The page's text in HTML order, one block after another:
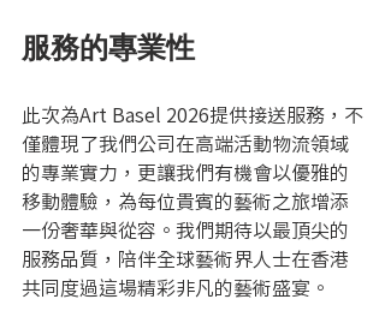
服務的專業性
此次為Art Basel 2026提供接送服務，不
僅體現了我們公司在高端活動物流領域
的專業實力，更讓我們有機會以優雅的
移動體驗，為每位貴賓的藝術之旅增添
一份奢華與從容。我們期待以最頂尖的
服務品質，陪伴全球藝術界人士在香港
共同度過這場精彩非凡的藝術盛宴。